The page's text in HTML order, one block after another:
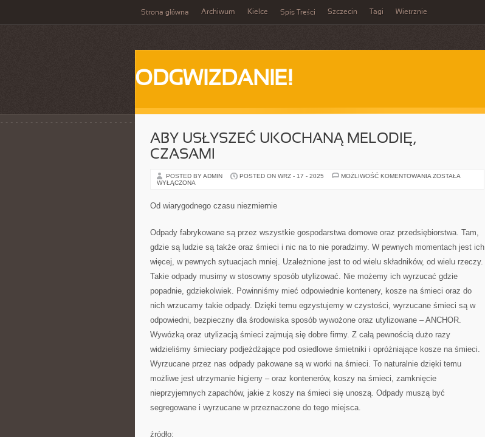
Strona główna Archiwum Kielce Spis Treści Szczecin Tagi Wietrznie
ODGWIZDANIE!
ABY USŁYSZEĆ UKOCHANĄ MELODIĘ,
CZASAMI
POSTED BY ADMIN POSTED ON WRZ - 17 - 2025 MOŻLIWOŚĆ KOMENTOWANIA ABY
ZOSTAŁA
WYŁĄCZONA
Od wiarygodnego czasu niezmiernie
Odpady fabrykowane są przez wszystkie gospodarstwa domowe oraz przedsiębiorstwa. Tam,
gdzie są ludzie są także oraz śmieci i nic na to nie poradzimy. W pewnych momentach jest ich
więcej, w pewnych sytuacjach mniej. Uzależnione jest to od wielu składników, od wielu rzeczy.
Takie odpady musimy w stosowny sposób utylizować. Nie możemy ich wyrzucać gdzie
popadnie, gdziekolwiek. Powinniśmy mieć odpowiednie kontenery, kosze na śmieci oraz do
nich wrzucamy takie odpady. Dzięki temu egzystujemy w czystości, wyrzucane śmieci są w
odpowiedni, bezpieczny dla środowiska sposób wywożone oraz utylizowane – ANCHOR.
Wywózką oraz utylizacją śmieci zajmują się dobre firmy. Z całą pewnością dużo razy
widzieliśmy śmieciary podjeżdżające pod osiedlowe śmietniki i opróżniające kosze na śmieci.
Wyrzucane przez nas odpady pakowane są w worki na śmieci. To naturalnie dzięki temu
możliwe jest utrzymanie higieny – oraz kontenerów, koszy na śmieci, zamknięcie
nieprzyjemnych zapachów, jakie z koszy na śmieci się unoszą. Odpady muszą być
segregowane i wyrzucane w przeznaczone do tego miejsca.
źródło: